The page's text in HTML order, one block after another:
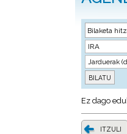
Ez dago
ITZULI